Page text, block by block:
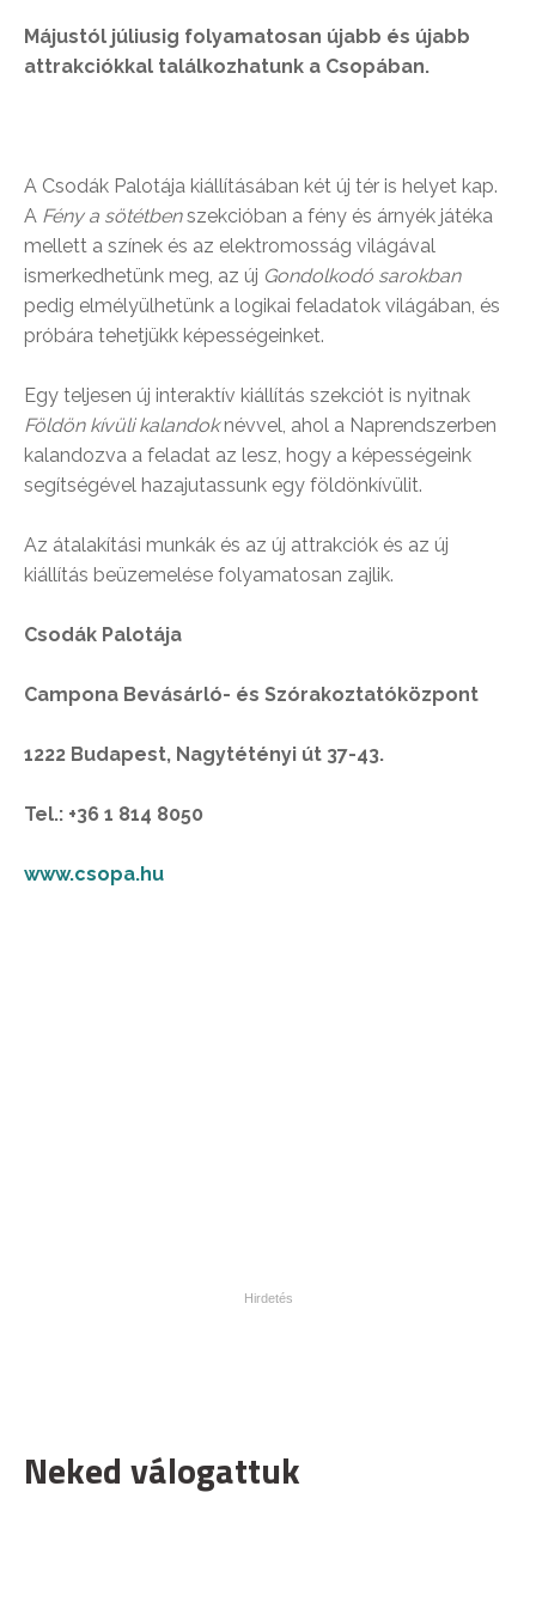
Májustól júliusig folyamatosan újabb és újabb
attrakciókkal találkozhatunk a Csopában.
A Csodák Palotája kiállításában két új tér is helyet kap.
A Fény a sötétbenszekcióban a fény és árnyék játéka
mellett a színek és az elektromosság világával
ismerkedhetünk meg, az új Gondolkodó sarokban
pedig elmélyülhetünk a logikai feladatok világában, és
próbára tehetjükk képességeinket.
Egy teljesen új interaktív kiállítás szekciót is nyitnak
Földön kívüli kalandoknévvel, ahol a Naprendszerben
kalandozva a feladat az lesz, hogy a képességeink
segítségével hazajutassunk egy földönkívülit.
Az átalakítási munkák és az új attrakciók és az új
kiállítás beüzemelése folyamatosan zajlik.
Csodák Palotája
Campona Bevásárló- és Szórakoztatóközpont
1222 Budapest, Nagytétényi út 37-43.
Tel.: +36 1 814 8050
www.csopa.hu
Neked válogattuk